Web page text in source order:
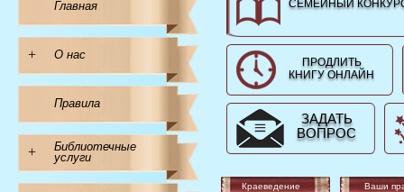
Главная
+ О нас
Правила
+
Библиотечные
услуги
СЕМЕЙНЫЙ
ПРОДЛИТЬ
КНИГУ ОНЛАЙН
ЗАДАТЬ
ВОПРОС
Краеведение Ваши